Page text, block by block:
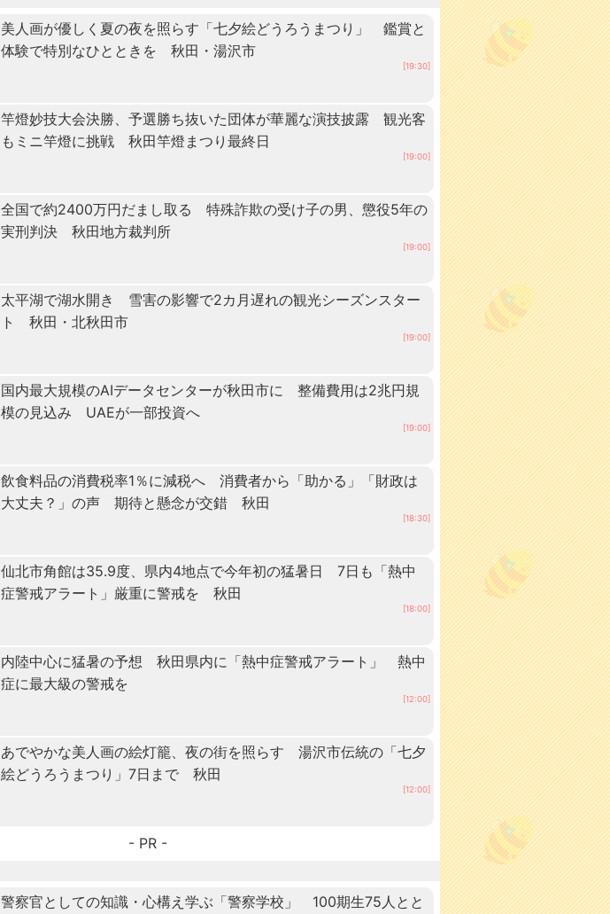
美人画が優しく夏の夜を照らす「七夕絵どうろうまつり」 鑑賞と
体験で特別なひとときを 秋田・湯沢市
[19:30]
竿燈妙技大会決勝、予選勝ち抜いた団体が華麗な演技披露 観光客
もミニ竿燈に挑戦 秋田竿燈まつり最終日
[19:00]
全国で約2400万円だまし取る 特殊詐欺の受け子の男、懲役5年の
実刑判決 秋田地方裁判所
[19:00]
太平湖で湖水開き 雪害の影響で2カ月遅れの観光シーズンスター
ト 秋田・北秋田市
[19:00]
国内最大規模のAIデータセンターが秋田市に 整備費用は2兆円規
模の見込み UAEが一部投資へ
[19:00]
飲食料品の消費税率1％に減税へ 消費者から「助かる」「財政は
大丈夫？」の声 期待と懸念が交錯 秋田
[18:30]
仙北市角館は35.9度、県内4地点で今年初の猛暑日 7日も「熱中
症警戒アラート」厳重に警戒を 秋田
[18:00]
内陸中心に猛暑の予想 秋田県内に「熱中症警戒アラート」 熱中
症に最大級の警戒を
[12:00]
あでやかな美人画の絵灯籠、夜の街を照らす 湯沢市伝統の「七夕
絵どうろうまつり」7日まで 秋田
[12:00]
- PR -
警察官としての知識・心構え学ぶ「警察学校」 100期生75人とと